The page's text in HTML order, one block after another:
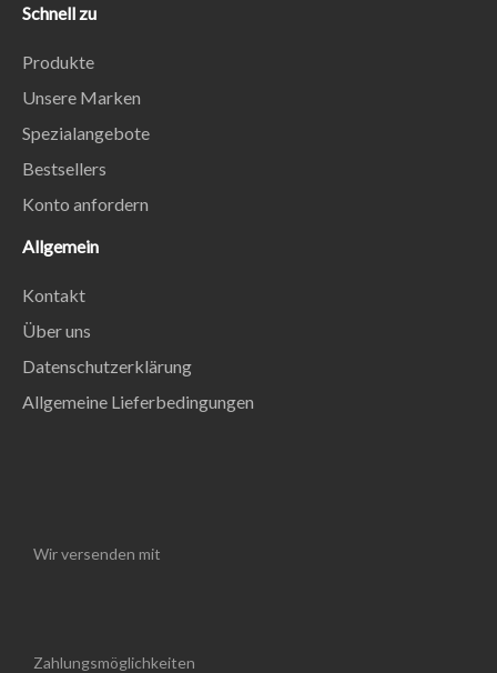
Schnell zu
Produkte
Unsere Marken
Spezialangebote
Bestsellers
Konto anfordern
Allgemein
Kontakt
Über uns
Datenschutzerklärung
Allgemeine Lieferbedingungen
Wir versenden mit
Zahlungsmöglichkeiten